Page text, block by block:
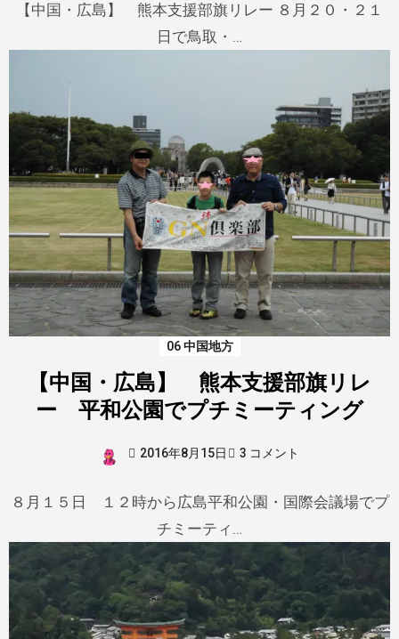
【中国・広島】 熊本支援部旗リレー ８月２０・２１
日で鳥取・…
06 中国地方
【中国・広島】 熊本支援部旗リレ
ー 平和公園でプチミーティング
2016年8月15日 3 コメント
８月１５日 １２時から広島平和公園・国際会議場でプ
チミーティ…